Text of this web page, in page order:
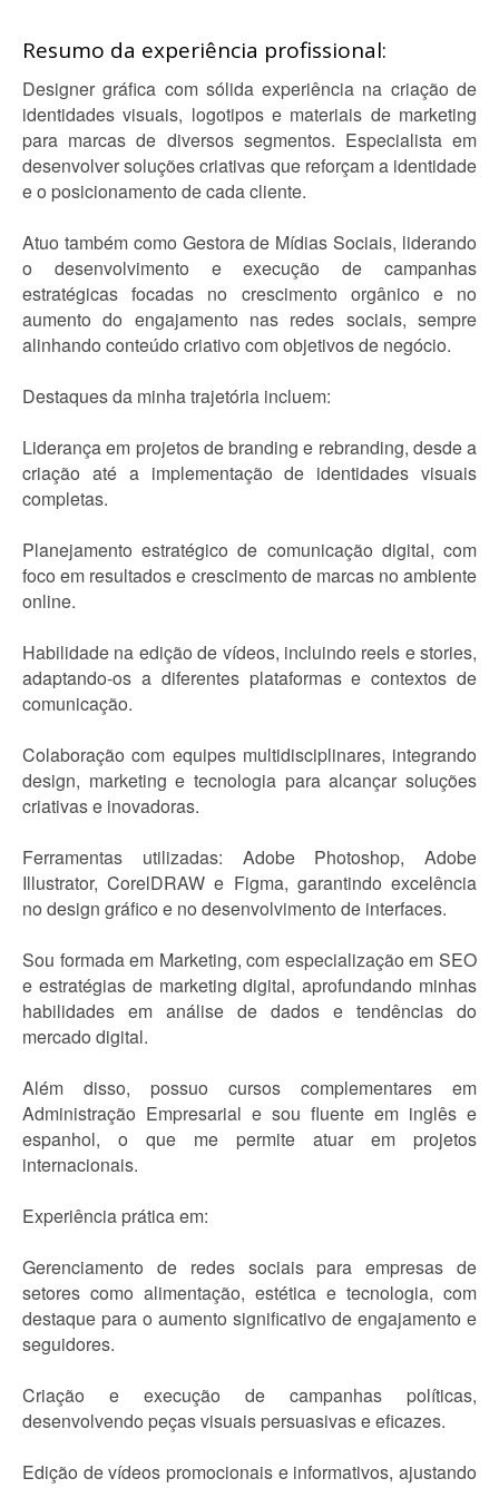
Resumo da experiência profissional:
Designer gráfica com sólida experiência na criação de
identidades visuais, logotipos e materiais de marketing
para marcas de diversos segmentos. Especialista em
desenvolver soluções criativas que reforçam a identidade
e o posicionamento de cada cliente.
Atuo também como Gestora de Mídias Sociais, liderando
o desenvolvimento e execução de campanhas
estratégicas focadas no crescimento orgânico e no
aumento do engajamento nas redes sociais, sempre
alinhando conteúdo criativo com objetivos de negócio.
Destaques da minha trajetória incluem:
Liderança em projetos de branding e rebranding, desde a
criação até a implementação de identidades visuais
completas.
Planejamento estratégico de comunicação digital, com
foco em resultados e crescimento de marcas no ambiente
online.
Habilidade na edição de vídeos, incluindo reels e stories,
adaptando-os a diferentes plataformas e contextos de
comunicação.
Colaboração com equipes multidisciplinares, integrando
design, marketing e tecnologia para alcançar soluções
criativas e inovadoras.
Ferramentas utilizadas: Adobe Photoshop, Adobe
Illustrator, CorelDRAW e Figma, garantindo excelência
no design gráfico e no desenvolvimento de interfaces.
Sou formada em Marketing, com especialização em SEO
e estratégias de marketing digital, aprofundando minhas
habilidades em análise de dados e tendências do
mercado digital.
Além disso, possuo cursos complementares em
Administração Empresarial e sou fluente em inglês e
espanhol, o que me permite atuar em projetos
internacionais.
Experiência prática em:
Gerenciamento de redes sociais para empresas de
setores como alimentação, estética e tecnologia, com
destaque para o aumento significativo de engajamento e
seguidores.
Criação e execução de campanhas políticas,
desenvolvendo peças visuais persuasivas e eficazes.
Edição de vídeos promocionais e informativos, ajustando